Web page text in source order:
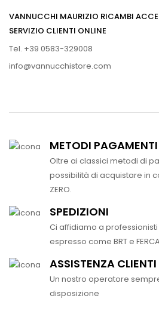
VANNUCCHI MAURIZIO RICAMBI
SERVIZIO CLIENTI ONLINE
Tel. +39 0583-329008
info@vannucchistore.com
METODI PAGAMENTI
Oltre ai classici metodi di
possibilità di acquistare in
ZERO.
SPEDIZIONI
Ci affidiamo a
espresso come BRT e
ASSISTENZA CLIENTI
Un nostro operatore
disposizione